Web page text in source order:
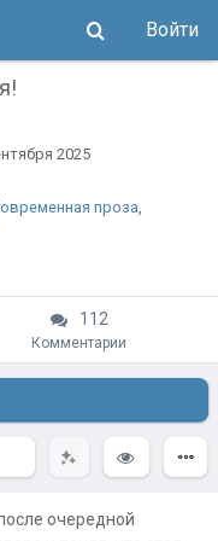
Войти
2025
проза,
112
Комментарии
очередной